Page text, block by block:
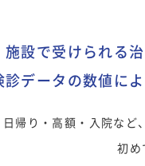
施設で受けられる
診データの数値に
日帰り・高額・入院など
初め